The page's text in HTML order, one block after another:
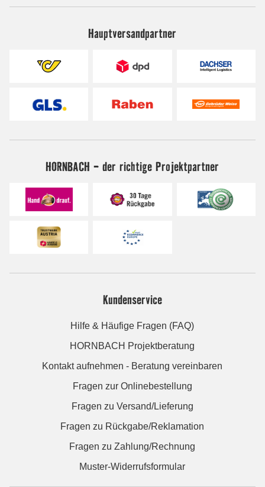
Hauptversandpartner
HORNBACH - der richtige Projektpartner
Kundenservice
Hilfe & Häufige Fragen (FAQ)
HORNBACH Projektberatung
Kontakt aufnehmen - Beratung vereinbaren
Fragen zur Onlinebestellung
Fragen zu Versand/Lieferung
Fragen zu Rückgabe/Reklamation
Fragen zu Zahlung/Rechnung
Muster-Widerrufsformular